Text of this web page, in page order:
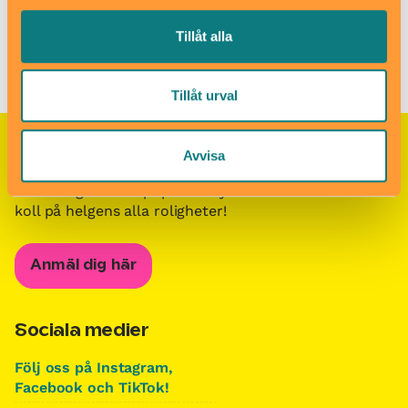
Tillåt alla
Tillåt urval
Avvisa
Barn i stans kalendarium för barn och familjer i Stockholm
Besöksmål för barn och familjer i Stockholm
Lilla Steninge
Nyhetsbrevet Helgkoll
koll på helgens alla roligheter!
Anmäl dig här
Sociala medier
Följ oss på Instagram,
Facebook och TikTok!